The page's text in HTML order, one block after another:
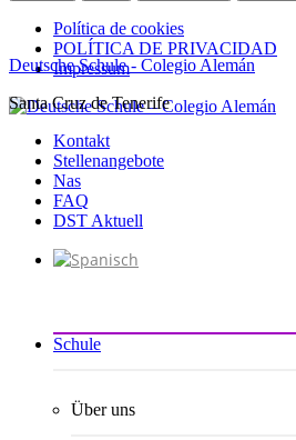
Política de cookies
POLÍTICA DE PRIVACIDAD
Impressum
Zum
springen
Deutsche Schule - Colegio Alemán
Santa Cruz de Tenerife
Kontakt
Stellenangebote
Nas
FAQ
DST Aktuell
Schule
Über uns